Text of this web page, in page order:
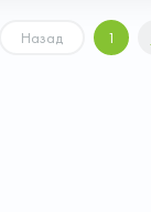
Назад 1